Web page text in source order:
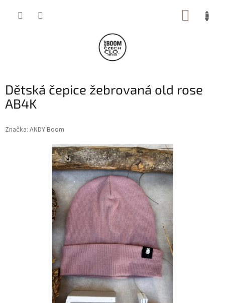
Dětská čepice žebrovaná old rose
AB4K
Značka: ANDY Boom